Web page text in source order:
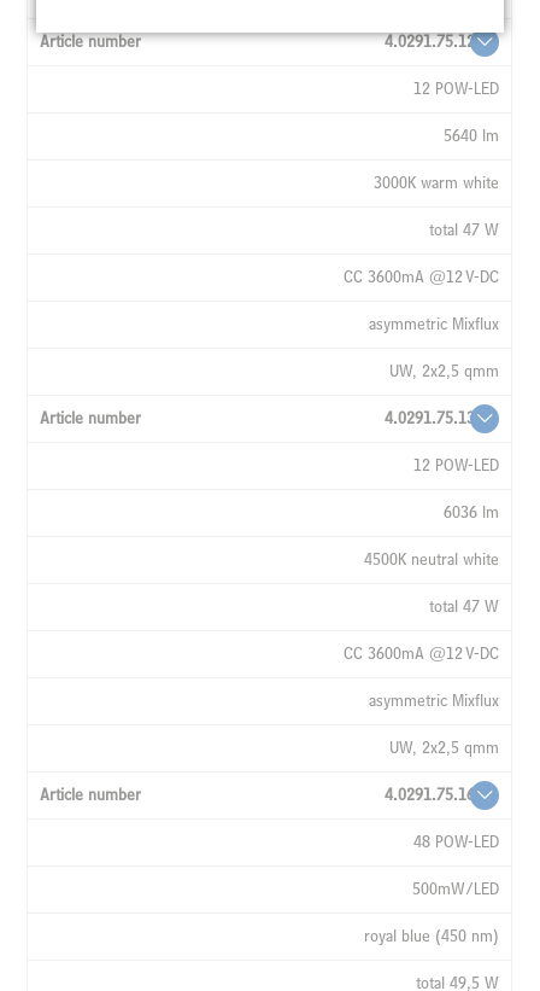
4.0291.75.12
12 POW-LED
5640 lm
3000K warm white
total 47 W
CC 3600mA @12 V-DC
asymmetric Mixflux
UW, 2x2,5 qmm
4.0291.75.13
12 POW-LED
6036 lm
4500K neutral white
total 47 W
CC 3600mA @12 V-DC
asymmetric Mixflux
UW, 2x2,5 qmm
4.0291.75.16
48 POW-LED
500mW/LED
royal blue (450 nm)
total 49,5 W